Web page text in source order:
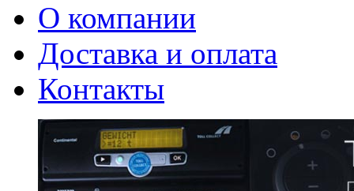
О компании
Доставка и оплата
Контакты